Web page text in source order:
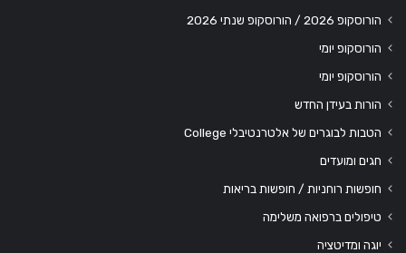
הורוסקופ 2026 / הורוסקופ שנתי 2026
הורוסקופ יומי
הורוסקופ יומי
הורות בעידן החדש
הטבות לבוגרים של אלטרנטיבלי College
חגים ומועדים
חופשות רוחניות / חופשות בריאות
טיפולים ברפואה משלימה
יוגה ומדיטציה